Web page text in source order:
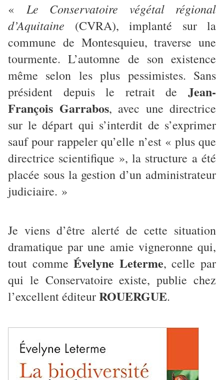
« Le Conservatoire végétal régional
d’Aquitaine (CVRA), implanté sur la
commune de Montesquieu, traverse une
tourmente. L’automne de son existence
même selon les plus pessimistes. Sans
président depuis le retrait de Jean-
François Garrabos, avec une directrice
sur le départ qui s’interdit de s’exprimer
sauf pour rappeler qu’elle n’est « plus que
directrice scientifique », la structure a été
placée sous la gestion d’un administrateur
judiciaire. »
Je viens d’être alerté de cette situation
dramatique par une amie vigneronne qui,
tout commeÉvelyne Leterme, celle par
qui le Conservatoire existe, publie chez
l’excellent éditeurROUERGUE.